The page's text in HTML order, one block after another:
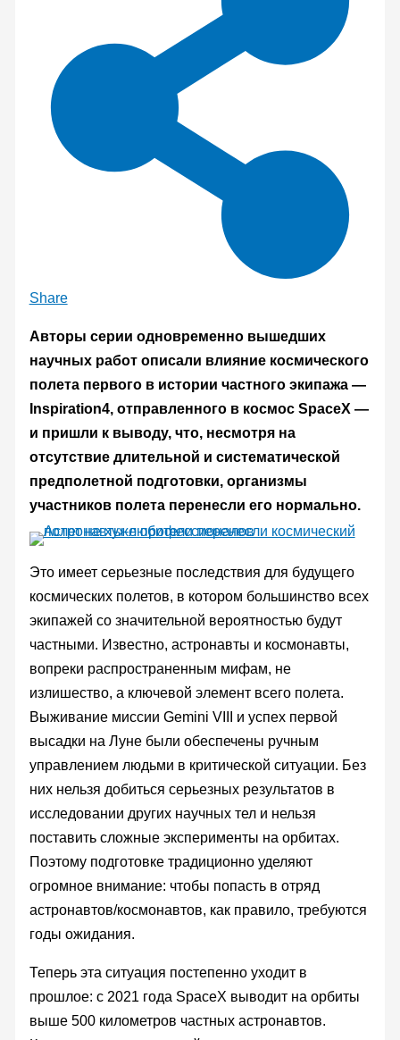
Share
Авторы серии одновременно вышедших
научных работ описали влияние космического
полета первого в истории частного экипажа —
Inspiration4, отправленного в космос SpaceX —
и пришли к выводу, что, несмотря на
отсутствие длительной и систематической
предполетной подготовки, организмы
участников полета перенесли его нормально.
Это имеет серьезные последствия для будущего
космических полетов, в котором большинство всех
экипажей со значительной вероятностью будут
частными. Известно, астронавты и космонавты,
вопреки распространенным мифам, не
излишество, а ключевой элемент всего полета.
Выживание миссии Gemini VIII и успех первой
высадки на Луне были обеспечены ручным
управлением людьми в критической ситуации. Без
них нельзя добиться серьезных результатов в
исследовании других научных тел и нельзя
поставить сложные эксперименты на орбитах.
Поэтому подготовке традиционно уделяют
огромное внимание: чтобы попасть в отряд
астронавтов/космонавтов, как правило, требуются
годы ожидания.
Теперь эта ситуация постепенно уходит в
прошлое: с 2021 года SpaceX выводит на орбиты
выше 500 километров частных астронавтов.